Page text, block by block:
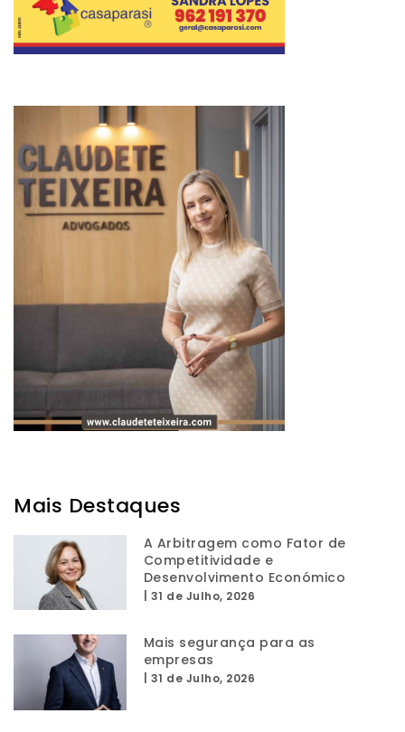
Mais Destaques
A Arbitragem como Fator de
Competitividade e
Desenvolvimento Económico
31 de Julho, 2026
Mais segurança para as
empresas
31 de Julho, 2026